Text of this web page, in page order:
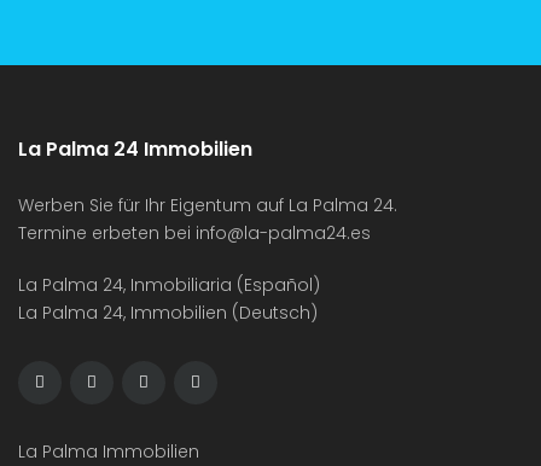
La Palma 24 Immobilien
Werben Sie für Ihr Eigentum auf La Palma 24.
Termine erbeten bei info@la-palma24.es
La Palma 24, Inmobiliaria (Español)
La Palma 24, Immobilien (Deutsch)
La Palma Immobilien